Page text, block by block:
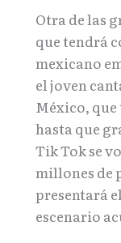
Otra de las
que tendrá
mexicano
el joven
México,
hasta que
Tik Tok se
millones de
presentará
escenario